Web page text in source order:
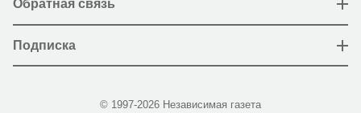
Обратная связь
Подписка
© 1997-2026 Независимая газета